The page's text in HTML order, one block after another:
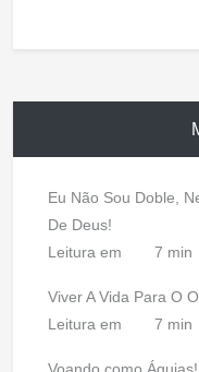
Eu Não Sou Doble,
De Deus!
Leitura em
7 min
Viver A Vida Para O
Leitura em
7 min